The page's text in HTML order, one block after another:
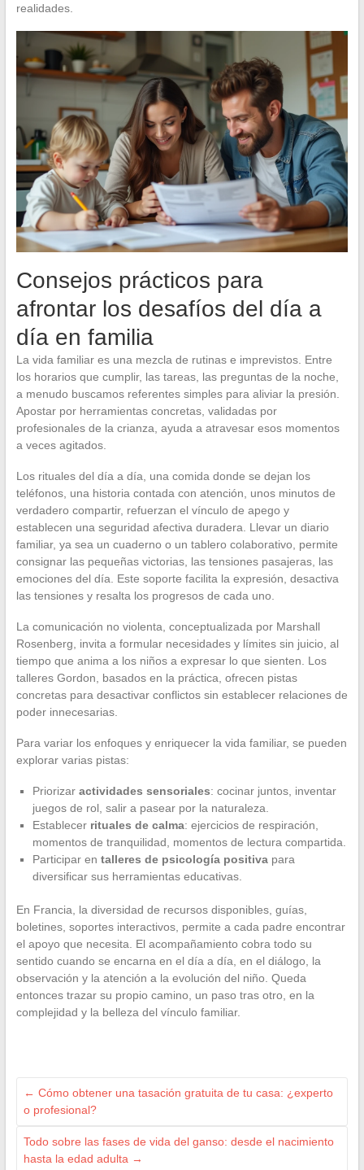
realidades.
Consejos prácticos para
afrontar los desafíos del día a
día en familia
La vida familiar es una mezcla de rutinas e imprevistos. Entre
los horarios que cumplir, las tareas, las preguntas de la noche,
a menudo buscamos referentes simples para aliviar la presión.
Apostar por herramientas concretas, validadas por
profesionales de la crianza, ayuda a atravesar esos momentos
a veces agitados.
Los rituales del día a día, una comida donde se dejan los
teléfonos, una historia contada con atención, unos minutos de
verdadero compartir, refuerzan el vínculo de apego y
establecen una seguridad afectiva duradera. Llevar un diario
familiar, ya sea un cuaderno o un tablero colaborativo, permite
consignar las pequeñas victorias, las tensiones pasajeras, las
emociones del día. Este soporte facilita la expresión, desactiva
las tensiones y resalta los progresos de cada uno.
La comunicación no violenta, conceptualizada por Marshall
Rosenberg, invita a formular necesidades y límites sin juicio, al
tiempo que anima a los niños a expresar lo que sienten. Los
talleres Gordon, basados en la práctica, ofrecen pistas
concretas para desactivar conflictos sin establecer relaciones de
poder innecesarias.
Para variar los enfoques y enriquecer la vida familiar, se pueden
explorar varias pistas:
Priorizar actividades sensoriales: cocinar juntos, inventar
juegos de rol, salir a pasear por la naturaleza.
Establecer rituales de calma: ejercicios de respiración,
momentos de tranquilidad, momentos de lectura compartida.
Participar en talleres de psicología positivapara
diversificar sus herramientas educativas.
En Francia, la diversidad de recursos disponibles, guías,
boletines, soportes interactivos, permite a cada padre encontrar
el apoyo que necesita. El acompañamiento cobra todo su
sentido cuando se encarna en el día a día, en el diálogo, la
observación y la atención a la evolución del niño. Queda
entonces trazar su propio camino, un paso tras otro, en la
complejidad y la belleza del vínculo familiar.
← Cómo obtener una tasación gratuita de tu casa: ¿experto
o profesional?
Todo sobre las fases de vida del ganso: desde el nacimiento
hasta la edad adulta →